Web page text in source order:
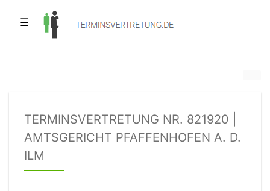
☰
TERMINSVERTRETUNG NR. 821920 |
AMTSGERICHT PFAFFENHOFEN A. D.
ILM